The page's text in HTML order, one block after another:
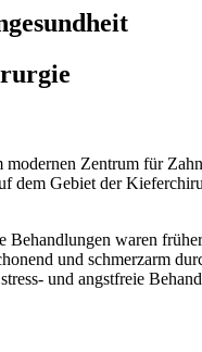
modernen Zentrum für
dem Gebiet der
Behandlungen waren
und schmerzarm
und angstfreie